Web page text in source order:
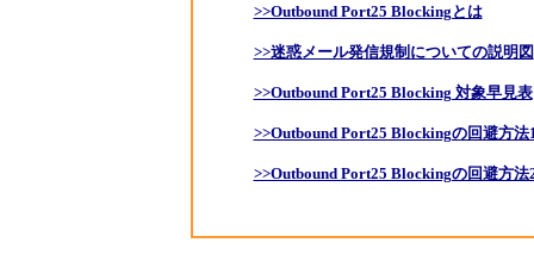
>>Outbound Port25 Blockingとは
>>迷惑メール発信規制についての説明図
>>Outbound Port25 Blocking 対象早見表
>>Outbound Port25 Blockingの回避方法
>>Outbound Port25 Blockingの回避方法